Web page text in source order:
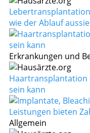
wie der Ablauf
Erkrankungen und
Haartransplantation
sein kann
Allgemein